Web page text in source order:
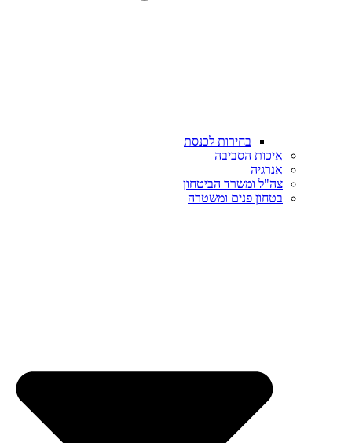
בחירות לכנסת
איכות הסביבה
אנרגיה
צה"ל ומשרד הביטחון
בטחון פנים ומשטרה